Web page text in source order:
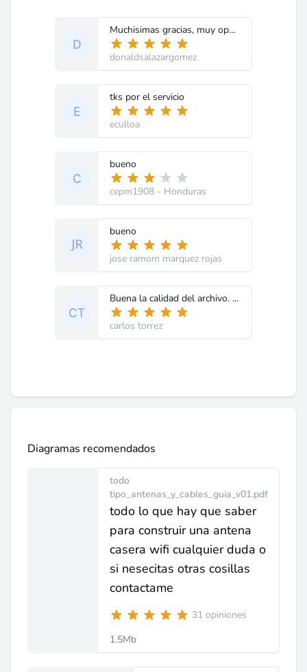
Muchisimas gracias, muy oportuna y rapida la respuesta. Excelente el material, de nuevo mil gracias. El suscribirme me ha sido de mucha ayuda
donaldsalazargomez
tks por el servicio
eculloa
bueno
cepm1908 - Honduras
bueno
jose ramom marquez rojas
Buena la calidad del archivo. gracias
carlos torrez
Diagramas recomendados
todo
tipo_antenas_y_cables_guia_v01.pdf
todo lo que hay que saber
para construir una antena
casera wifi cualquier duda o
si nesecitas otras cosillas
contactame
31 opiniones
1.5Mb